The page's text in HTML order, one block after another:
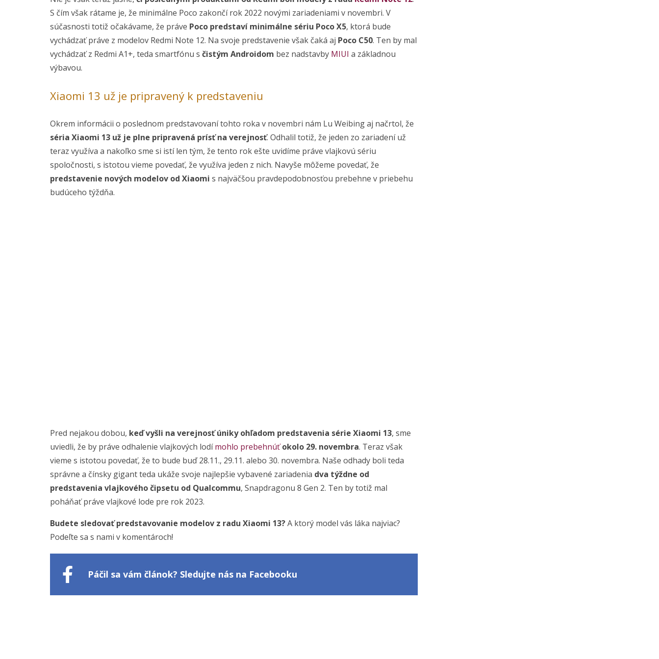
S čím však rátame je, že minimálne Poco zakončí rok 2022 novými zariadeniami v novembri. V
súčasnosti totiž očakávame, že práve Poco predstaví minimálne sériu Poco X5, ktorá bude
vychádzať práve z modelov Redmi Note 12. Na svoje predstavenie však čaká aj Poco C50. Ten by mal
vychádzať z Redmi A1+, teda smartfónu s čistým Androidom bez nadstavby MIUI a základnou
výbavou.
Xiaomi 13 už je pripravený k predstaveniu
Okrem informácii o poslednom predstavovaní tohto roka v novembri nám Lu Weibing aj načrtol, že
séria Xiaomi 13 už je plne pripravená prísť na verejnosť. Odhalil totiž, že jeden zo zariadení už
teraz využíva a nakoľko sme si istí len tým, že tento rok ešte uvidíme práve vlajkovú sériu
spoločnosti, s istotou vieme povedať, že využíva jeden z nich. Navyše môžeme povedať, že
predstavenie nových modelov od Xiaomi s najväčšou pravdepodobnosťou prebehne v priebehu
budúceho týždňa.
Pred nejakou dobou, keď vyšli na verejnosť úniky ohľadom predstavenia série Xiaomi 13, sme
uviedli, že by práve odhalenie vlajkových lodímohlo prebehnúť okolo 29. novembra. Teraz však
vieme s istotou povedať, že to bude buď 28.11., 29.11. alebo 30. novembra. Naše odhady boli teda
správne a čínsky gigant teda ukáže svoje najlepšie vybavené zariadenia dva týždne od
predstavenia vlajkového čipsetu od Qualcommu, Snapdragonu 8 Gen 2. Ten by totiž mal
poháňať práve vlajkové lode pre rok 2023.
Budete sledovať predstavovanie modelov z radu Xiaomi 13?A ktorý model vás láka najviac?
Podeľte sa s nami v komentároch!
Páčil sa vám článok? Sledujte nás na Facebooku